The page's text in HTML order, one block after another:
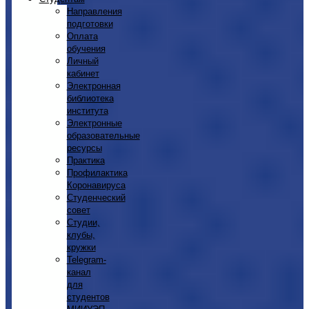
Направления
подготовки
Оплата
обучения
Личный
кабинет
Электронная
библиотека
института
Электронные
образовательные
ресурсы
Практика
Профилактика
Коронавируса
Студенческий
совет
Студии,
клубы,
кружки
Telegram-
канал
для
студентов